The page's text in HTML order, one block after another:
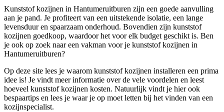
Kunststof kozijnen in Hantumeruitburen zijn een goede aanvulling
aan je pand. Je profiteert van een uitstekende isolatie, een lange
levensduur en spaarzaam onderhoud. Bovendien zijn kunststof
kozijnen goedkoop, waardoor het voor elk budget geschikt is. Ben
je ook op zoek naar een vakman voor je kunststof kozijnen in
Hantumeruitburen?
Op deze site lees je waarom kunststof kozijnen installeren een prima
idee is! Je vindt meer informatie over de vele voordelen en leest
hoeveel kunststof kozijnen kosten. Natuurlijk vindt je hier ook
bespaartips en lees je waar je op moet letten bij het vinden van een
kozijnspecialist.